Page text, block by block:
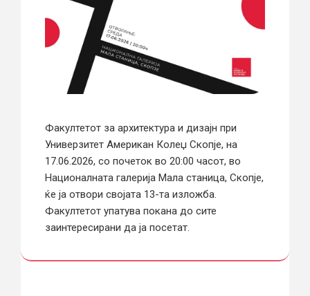
Факултетот за архитектура и дизајн при
Универзитет Американ Колеџ Скопје, на
17.06.2026, со почеток во 20:00 часот, во
Националната галерија Мала станица, Скопје,
ќе ја отвори својата 13-та изложба.
Факултетот упатува покана до сите
заинтересирани да ја посетат.